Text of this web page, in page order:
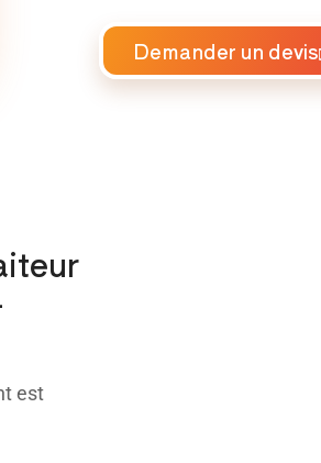
Demander un devis
est